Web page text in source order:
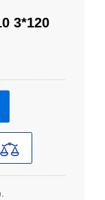
3*120